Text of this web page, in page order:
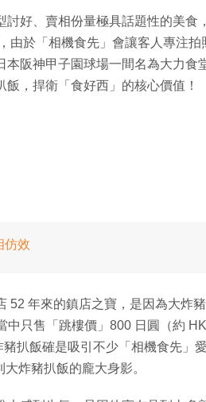
討好、賣相份量極具話題性的美食
由於「相機食先」會讓客人專注拍
阪神甲子園球場一間名為大力食
，捍衛「食好西」的核心價值！
仿效
52 年來的鎮店之寶，是因為大炸
中只售「跳樓價」800 日圓（約
扒飯確是吸引不少「相機食先」
炸豬扒飯的龐大身影。